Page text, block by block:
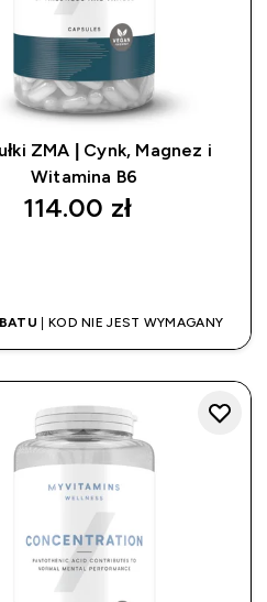
ZMA | Cynk, Magnez i
Witamina B6
114.00 zł‎
| KOD NIE JEST WYMAGANY